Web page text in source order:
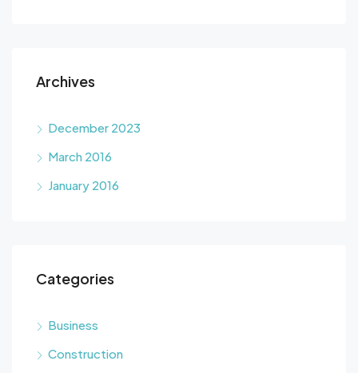
Archives
December 2023
March 2016
January 2016
Categories
Business
Construction